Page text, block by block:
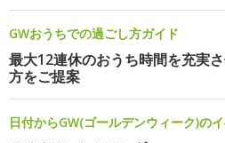
GWおうちでの過ごし方ガイド
最大12連休のおうち時間を充実
方をご提案
日付からGW(ゴールデンウィーク)の